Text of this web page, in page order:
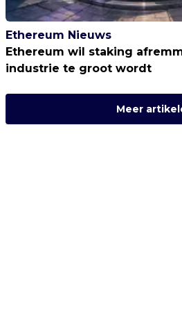
Ethereum Nieuws
Ethereum wil staking
industrie te groot wordt
Meer